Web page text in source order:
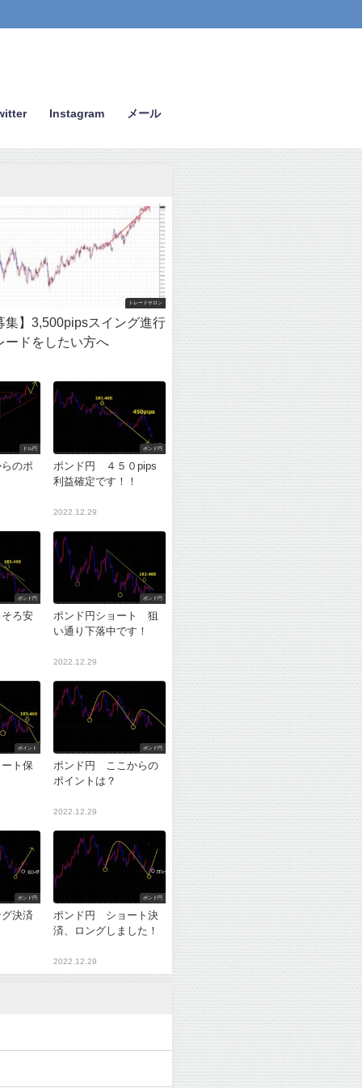
Instagram メール
トレードサロン
集】3,500pipsスイング進行
ードをしたい方へ
ドル円
のポ
ポンド円
ポンド円 ４５０pips
利益確定です！！
2022.12.29
ポンド円
ろ安
ポンド円
ポンド円ショート 狙
い通り下落中です！
2022.12.29
ポイント
ト保
ポンド円
ポンド円 ここからの
ポイントは？
2022.12.29
ポンド円
決済
ポンド円
ポンド円 ショート決
済、ロングしました！
2022.12.29